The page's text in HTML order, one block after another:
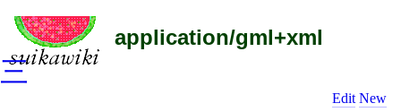
application/gml+xml
Edit New
三